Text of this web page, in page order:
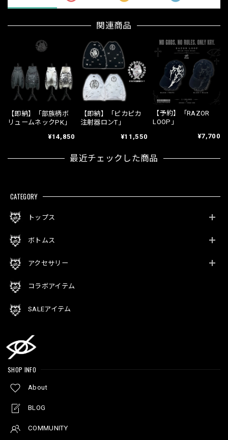
関連商品
【即納】「部族柄ボ
リュームネックPK」
¥14,850
【即納】「ピカピカ
注射器ロンT」
¥11,550
【予約】「RAZOR
LOOP」
¥7,700
最近チェックした商品
CATEGORY
トップス
ボトムス
アクセサリー
コラボアイテム
SALEアイテム
SHOP INFO
About
BLOG
COMMUNITY